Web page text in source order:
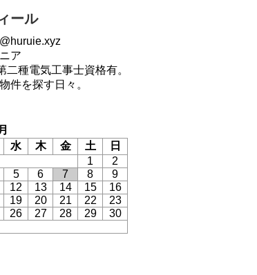
ール
ア
二種電気工事士資格有。
件を探す日々。
水 木 金 土
日
1
2
5 6 7 8
9
12 13 14 15
16
19 20 21 22
23
26 27 28 29
30